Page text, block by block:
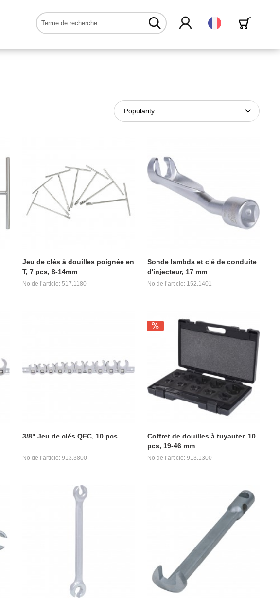
Français
Jeu de clés à douilles poignée en
T, 7 pcs, 8-14mm
No de l’article: 517.1180
Sonde lambda et clé de conduite
d'injecteur, 17 mm
No de l’article: 152.1401
3/8" Jeu de clés QFC, 10 pcs
No de l’article: 913.3800
Coffret de douilles à tuyauter, 10
pcs, 19-46 mm
No de l’article: 913.1300